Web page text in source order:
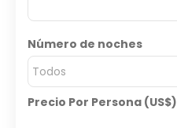
Número de noches
Todos
Precio Por Persona (US$)